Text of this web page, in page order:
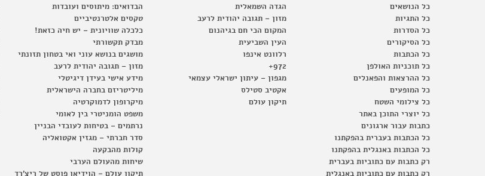
כל הנושאים
כל התגיות
כל הסדרות
כל הסיקורים
כל הכתבות
כל תוכניות האולפן
כל ההרצאות והפאנלים
כל המופעים
כל צילומי השטח
כל יוצרי התוכן באתר
כתבות עבור ארגונים
כל הכתבות בעברית בהפקתנו
כל הכתבות באנגלית בהפקתנו
רק כתבות עם כתוביות בעברית
רק כתבות עם כתוביות באנגלית
הגדה השמאלית
מזון – תגובה יהודית לרעב
המקום הכי חם בגיהנום
העין השביעית
רלוונט אינפו
972+
מגפון – עיתון ישראלי עצמאי
אקטיב סטילס
תיקון עולם
הבדואים: מיתוסים ועובדות
טקסים אלטרנטיביים
כלכלה שוויונית – יש חיה כזאת!
מבדק תקשורתי
מושגים בנושא עוני ואי בטחון תזונתי
מזון – תגובה יהודית לרעב
מידע אישי בעידן דיגיטלי
מיליטריזם בחברה הישראלית
מיקרופון לדמוקרטיה
משפט הומניטרי בין לאומי
נרתמים – בטיחות לעובדי הבניין
סדר חברתי – מגזין אקטואליה
קולות מהבקעה
שיחות מהעולם הערבי
תיקון עולם – הוידיאו פוסט של ריצ'רד